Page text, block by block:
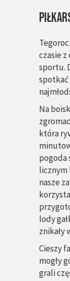
czasie
sportu.
spotkać
Na
która
pogoda
licznym
nasze
lody
znikały
Cieszy
mogły
grali